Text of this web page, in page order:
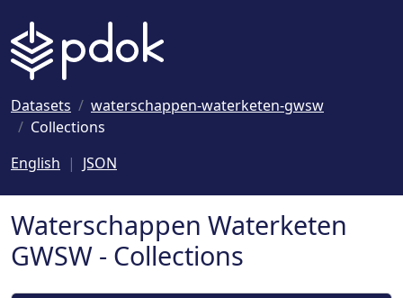
Datasets
waterschappen-waterketen-gwsw
Collections
English
JSON
Waterschappen Waterketen
GWSW - Collections